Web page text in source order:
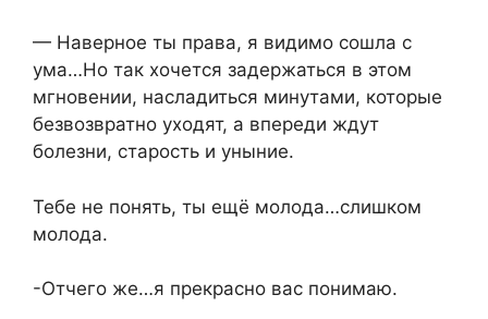
— Наверное ты права, я видимо сошла с
ума…Но так хочется задержаться в этом
мгновении, насладиться минутами, которые
безвозвратно уходят, а впереди ждут
болезни, старость и уныние.
Тебе не понять, ты ещё молода…слишком
молода.
-Отчего же…я прекрасно вас понимаю.